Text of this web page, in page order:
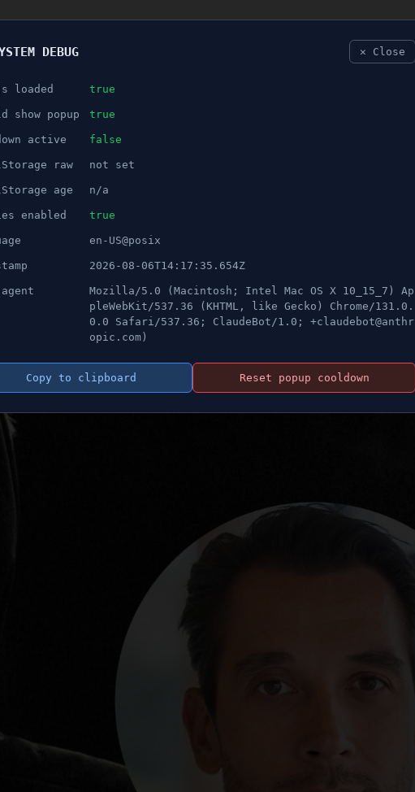
NÖJE
ANNONS
trycks tillbaka i Södertälje
DEBUG ✕ Close
loaded true
show popup true
active false
raw not set
age n/a
enabled true
en-US@posix
2026-08-06T14:17:35.654Z
Mozilla/5.0 (Macintosh; Intel Mac OS X 10_15_7) Ap
pleWebKit/537.36 (KHTML, like Gecko) Chrome/131.0.
0.0 Safari/537.36; ClaudeBot/1.0; +claudebot@anthr
opic.com)
Copy to clipboard Reset popup cooldown